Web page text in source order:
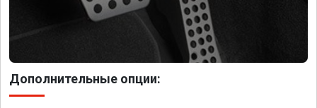
Дополнительные опции: